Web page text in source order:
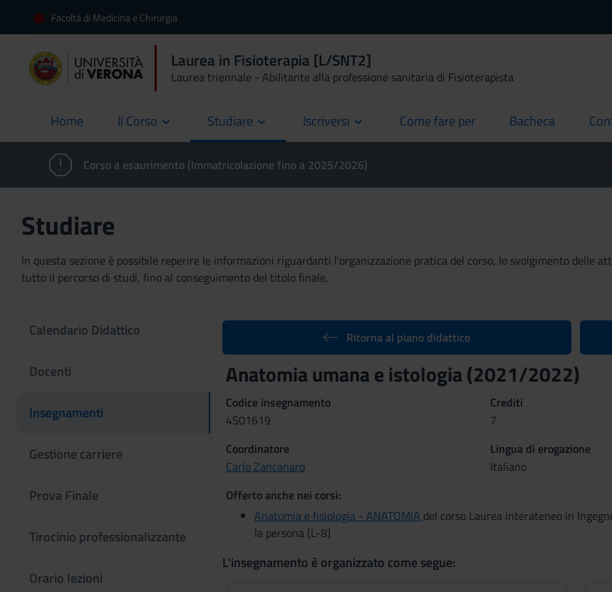
Facoltà di Medicina e Chirurgia
Laurea in Fisioterapia [L/SNT2]
Laurea triennale - Abilitante alla professione sanitaria di Fisioterapista
Home
current Il Corso Studiare Iscriversi Come fare per
current Bacheca
current
Corso a esaurimento (Immatricolazione fino a 2025/2026)
Studiare
In questa sezione è possibile reperire le informazioni riguardanti l'organizzazione pratica del corso, lo svolgimento
tutto il percorso di studi, fino al conseguimento del titolo finale.
Calendario Didattico
Docenti
Insegnamenti
Gestione carriere
Prova Finale
Tirocinio professionalizzante
Orario lezioni
Ritorna al piano didattico
Anatomia umana e istologia (2021/2022)
Codice insegnamento
4S01619
Crediti
7
Coordinatore
Carlo Zancanaro
Lingua di erogazione
Italiano
Offerto anche nei corsi:
Anatomia e fisiologia - ANATOMIA del corso Laurea interateneo in
la persona [L-8]
L'insegnamento è organizzato come segue: